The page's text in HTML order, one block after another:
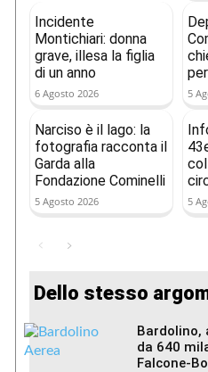
Incidente
Montichiari: donna
grave, illesa la figlia
di un anno
6 Agosto 2026 5
Narciso è il lago: la
fotografia racconta il
Garda alla
Fondazione Cominelli
5 Agosto 2026 5
Dello stesso
Bardolino,
da 640
Falcone-